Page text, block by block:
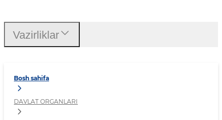
Bosh sahifa
DAVLAT ORGANLARI
Vazirliklar